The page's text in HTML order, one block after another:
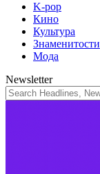
K-pop
Кино
Культура
Знаменитости
Мода
Newsletter